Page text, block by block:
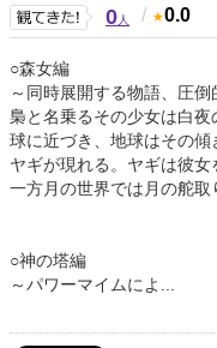
0人 / 0.0
○森女編
～同時展開する物語、圧
梟と名乗るその少女は白
球に近づき、地球はその傾
ヤギが現れる。ヤギは彼女
一方月の世界では月の舵取
○神の塔編
～パワーマイムによ...